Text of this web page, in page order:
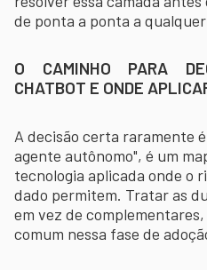
de ponta a ponta a
O CAMINHO PARA
CHATBOT E ONDE
A decisão certa raramente
agente autônomo", é um
tecnologia aplicada onde o
dado permitem. Tratar as
em vez de
comum nessa fase de